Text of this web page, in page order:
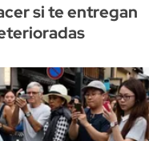
si te entregan